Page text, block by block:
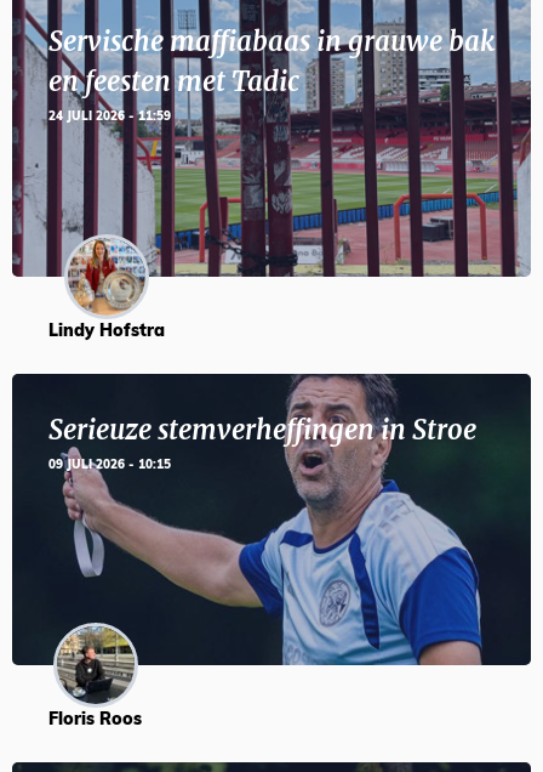
Servische maffiabaas in grauwe bak
en feesten met Tadic
24 JULI 2026 - 11:59
Lindy Hofstra
Serieuze stemverheffingen in Stroe
09 JULI 2026 - 10:15
Floris Roos